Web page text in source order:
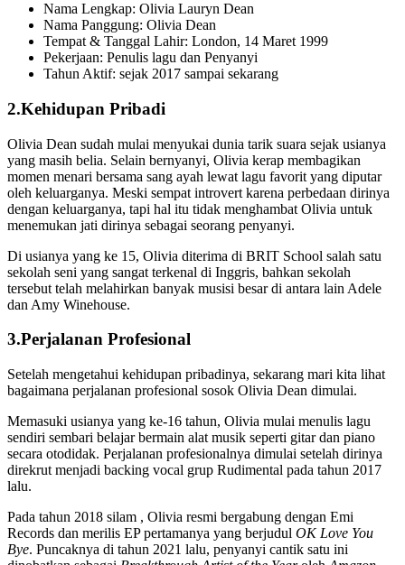
Nama Lengkap: Olivia Lauryn Dean
Nama Panggung: Olivia Dean
Tempat & Tanggal Lahir: London, 14 Maret 1999
Pekerjaan: Penulis lagu dan Penyanyi
Tahun Aktif: sejak 2017 sampai sekarang
2.Kehidupan Pribadi
Olivia Dean sudah mulai menyukai dunia tarik suara sejak usianya
yang masih belia. Selain bernyanyi, Olivia kerap membagikan
momen menari bersama sang ayah lewat lagu favorit yang diputar
oleh keluarganya. Meski sempat introvert karena perbedaan dirinya
dengan keluarganya, tapi hal itu tidak menghambat Olivia untuk
menemukan jati dirinya sebagai seorang penyanyi.
Di usianya yang ke 15, Olivia diterima di BRIT School salah satu
sekolah seni yang sangat terkenal di Inggris, bahkan sekolah
tersebut telah melahirkan banyak musisi besar di antara lain Adele
dan Amy Winehouse.
3.Perjalanan Profesional
Setelah mengetahui kehidupan pribadinya, sekarang mari kita lihat
bagaimana perjalanan profesional sosok Olivia Dean dimulai.
Memasuki usianya yang ke-16 tahun, Olivia mulai menulis lagu
sendiri sembari belajar bermain alat musik seperti gitar dan piano
secara otodidak. Perjalanan profesionalnya dimulai setelah dirinya
direkrut menjadi backing vocal grup Rudimental pada tahun 2017
lalu.
Pada tahun 2018 silam , Olivia resmi bergabung dengan Emi
Records dan merilis EP pertamanya yang berjudul OK Love You
Bye. Puncaknya di tahun 2021 lalu, penyanyi cantik satu ini